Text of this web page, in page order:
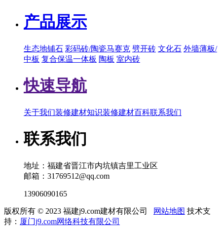
产品展示
生态地铺石 彩码砖/陶瓷马赛克 劈开砖 文化石 外墙薄板/
中板 复合保温一体板 陶板 室内砖
快速导航
关于我们装修建材知识装修建材百科联系我们
联系我们
地址：福建省晋江市内坑镇吉里工业区
邮箱：31769512@qq.com
13906090165
版权所有 © 2023 福建j9.com建材有限公司 网站地图 技术支
持： 厦门j9.com网络科技有限公司